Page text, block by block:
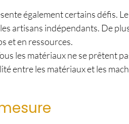
également certains défis.
artisans indépendants. De
et en ressources.
les matériaux ne se prêtent
entre les matériaux et les